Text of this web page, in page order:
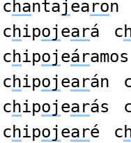
chantajearon
chipojeará c
chipojeáramos
chipojearán
chipojearás
chipojearé c